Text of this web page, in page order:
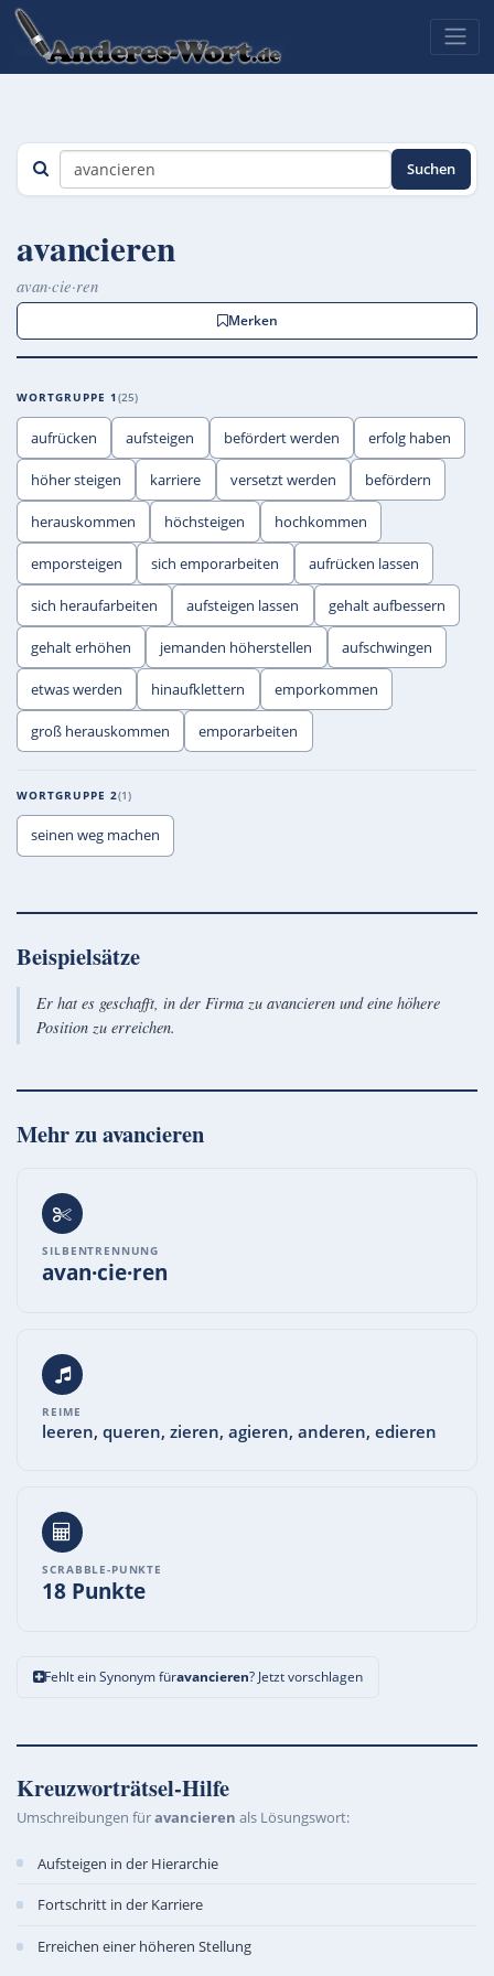
Suchen
avancieren
avan·cie·ren
Merken
WORTGRUPPE 1 25
aufrücken aufsteigen befördert werden erfolg haben
höher steigen karriere versetzt werden befördern
herauskommen höchsteigen hochkommen
emporsteigen sich emporarbeiten aufrücken lassen
sich heraufarbeiten aufsteigen lassen gehalt aufbessern
gehalt erhöhen jemanden höherstellen aufschwingen
etwas werden hinaufklettern emporkommen
groß herauskommen emporarbeiten
WORTGRUPPE 2 1
seinen weg machen
Beispielsätze
Er hat es geschafft, in der Firma zu avancieren und eine höhere
Position zu erreichen.
Mehr zuavancieren
SILBENTRENNUNG
avan·cie·ren
REIME
leeren, queren, zieren, agieren, anderen, edieren
SCRABBLE-PUNKTE
18 Punkte
Fehlt ein Synonym füravancieren? Jetzt vorschlagen
Kreuzworträtsel-Hilfe
Umschreibungen füravancieren als Lösungswort:
Aufsteigen in der Hierarchie
Fortschritt in der Karriere
Erreichen einer höheren Stellung